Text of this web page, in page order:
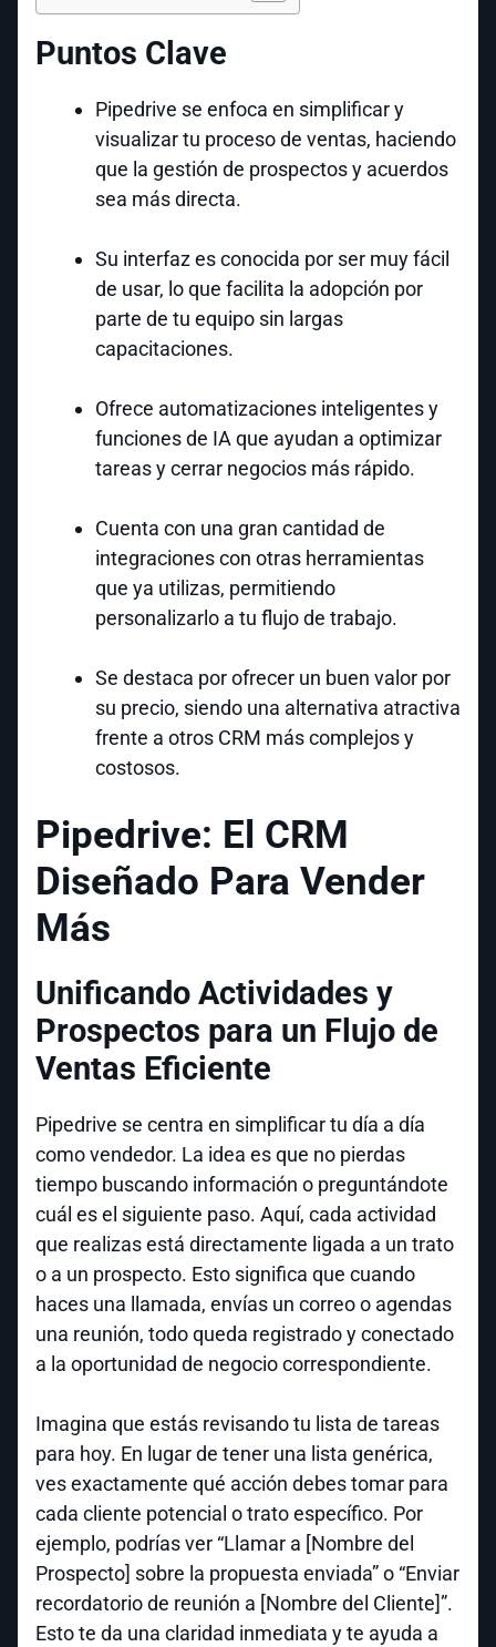
Puntos Clave
Pipedrive se enfoca en simplificar y
visualizar tu proceso de ventas, haciendo
que la gestión de prospectos y acuerdos
sea más directa.
Su interfaz es conocida por ser muy fácil
de usar, lo que facilita la adopción por
parte de tu equipo sin largas
capacitaciones.
Ofrece automatizaciones inteligentes y
funciones de IA que ayudan a optimizar
tareas y cerrar negocios más rápido.
Cuenta con una gran cantidad de
integraciones con otras herramientas
que ya utilizas, permitiendo
personalizarlo a tu flujo de trabajo.
Se destaca por ofrecer un buen valor por
su precio, siendo una alternativa atractiva
frente a otros CRM más complejos y
costosos.
Pipedrive: El CRM
Diseñado Para Vender
Más
Unificando Actividades y
Prospectos para un Flujo de
Ventas Eficiente
Pipedrive se centra en simplificar tu día a día
como vendedor. La idea es que no pierdas
tiempo buscando información o preguntándote
cuál es el siguiente paso. Aquí, cada actividad
que realizas está directamente ligada a un trato
o a un prospecto. Esto significa que cuando
haces una llamada, envías un correo o agendas
una reunión, todo queda registrado y conectado
a la oportunidad de negocio correspondiente.
Imagina que estás revisando tu lista de tareas
para hoy. En lugar de tener una lista genérica,
ves exactamente qué acción debes tomar para
cada cliente potencial o trato específico. Por
ejemplo, podrías ver “Llamar a [Nombre del
Prospecto] sobre la propuesta enviada” o “Enviar
recordatorio de reunión a [Nombre del Cliente]”.
Esto te da una claridad inmediata y te ayuda a